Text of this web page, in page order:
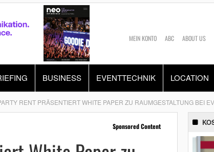
MEIN KONTO ABC ABOUT US
BUSINESS EVENTTECHNIK LOCATION
RENT PRÄSENTIERT WHITE PAPER ZU RAUMGESTALTUNG BEI
Sponsored Content